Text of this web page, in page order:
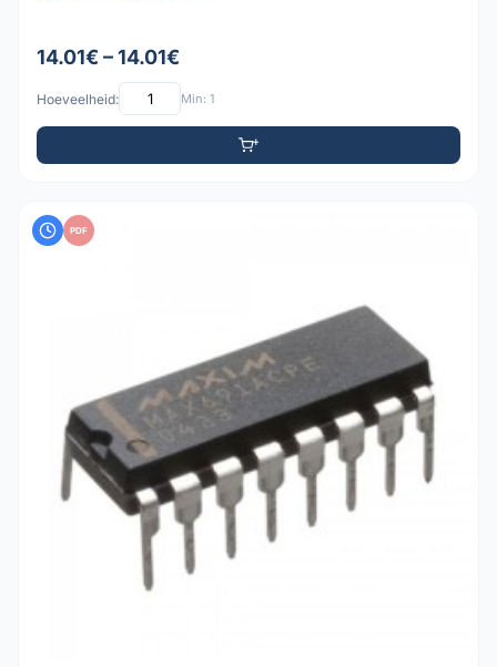
14.01€ – 14.01€
Hoeveelheid: Min: 1
PDF